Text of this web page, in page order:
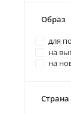
Образ
для
на
на